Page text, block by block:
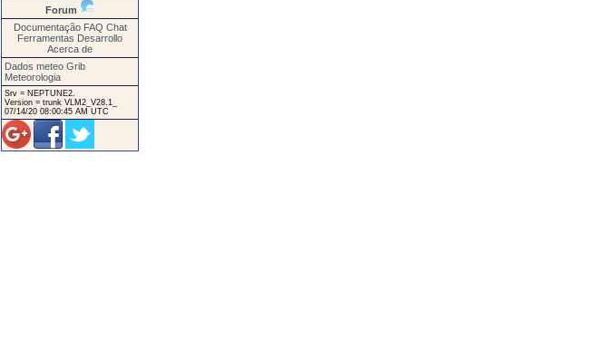
Forum
Documentação FAQ Chat
Ferramentas Desarrollo
Acerca de
Dados meteo Grib
Meteorologia
Srv = NEPTUNE2.
Version = trunk VLM2_V28.1_
07/14/20 08:00:45 AM UTC